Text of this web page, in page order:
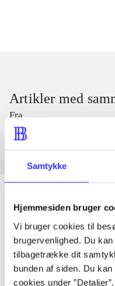
Samtykke
Hjemmesiden bruger
Vi bruger cookies til
brugervenlighed. Du
tilbagetrække dit
bunden af siden. Du
cookies under ”Detaljer”.
Artikler med
Fra
Artikler
Alle registrerede
...